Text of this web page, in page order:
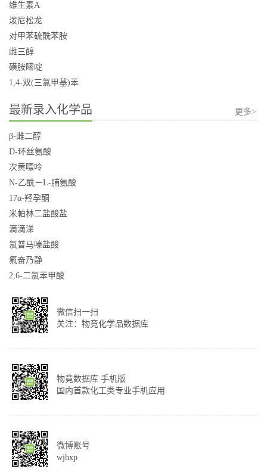
维生素A
泼尼松龙
对甲苯硫酰苯胺
雌三醇
磺胺嘧啶
1,4-双(三氯甲基)苯
最新录入化学品 更多>
β-雌二醇
D-环丝氨酸
次黄嘌呤
N-乙酰－L-脯氨酸
17α-羟孕酮
米帕林二盐酸盐
滴滴涕
氯普马嗪盐酸
氟奋乃静
2,6-二氯苯甲酸
微信扫一扫
关注：物竞化学品数据库
物竟数据库 手机版
国内首款化工类专业手机应用
微博账号
wjhxp